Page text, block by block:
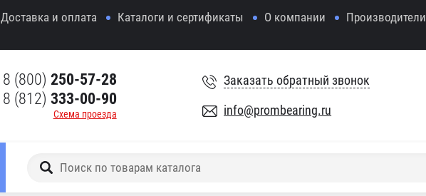
Доставка и оплата Каталоги и сертификаты О компании
Производители
8 (800) 250-57-28
8 (812) 333-00-90
Схема проезда
Заказать обратный звонок
info@prombearing.ru